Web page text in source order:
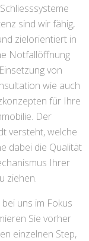
sind wir fähig,
zielorientiert in
Notfallöffnung
von
wie auch
für Ihre
Der
versteht, welche
dabei die Qualität
Ihrer
ziehen.
uns im Fokus
Sie vorher
einzelnen Step,